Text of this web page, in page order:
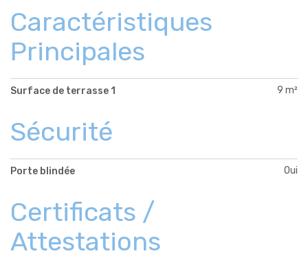
Caractéristiques
Principales
Surface de terrasse 1 9 m²
Sécurité
Porte blindée Oui
Certificats /
Attestations